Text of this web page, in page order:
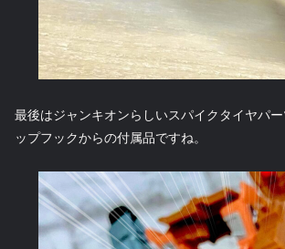
最後はジャンキオンらしいスパイクタイヤパ
ップフックからの付属品ですね。